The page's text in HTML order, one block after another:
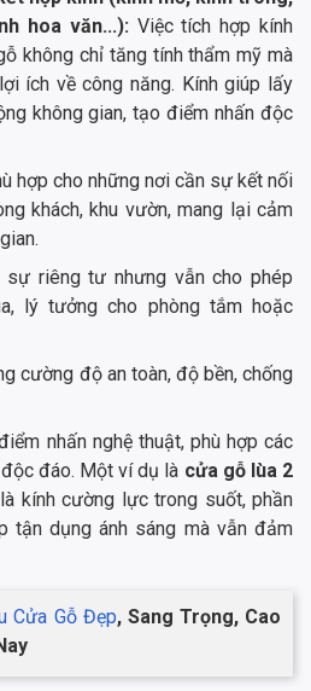
hoa văn...): Việc tích hợp kính
không chỉ tăng tính thẩm mỹ mà
ích về công năng. Kính giúp lấy
không gian, tạo điểm nhấn độc
hợp cho những nơi cần sự kết nối
khách, khu vườn, mang lại cảm
riêng tư nhưng vẫn cho phép
lý tưởng cho phòng tắm hoặc
cường độ an toàn, độ bền, chống
nhấn nghệ thuật, phù hợp các
đáo. Một ví dụ là cửa gỗ lùa 2
kính cường lực trong suốt, phần
tận dụng ánh sáng mà vẫn đảm
Cửa Gỗ Đẹp, Sang Trọng, Cao